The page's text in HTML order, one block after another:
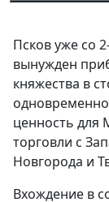
Псков уже со
вынужден
княжества в
ценность для
торговли с
Новгорода и
​​​​​Вхождение в